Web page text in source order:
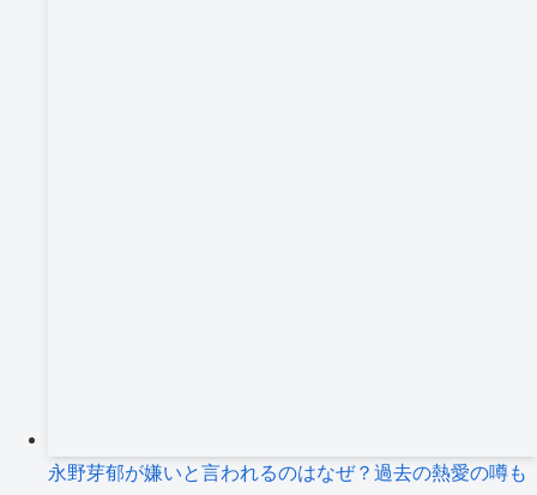
永野芽郁が嫌いと言われるのはなぜ？過去の熱愛の噂も